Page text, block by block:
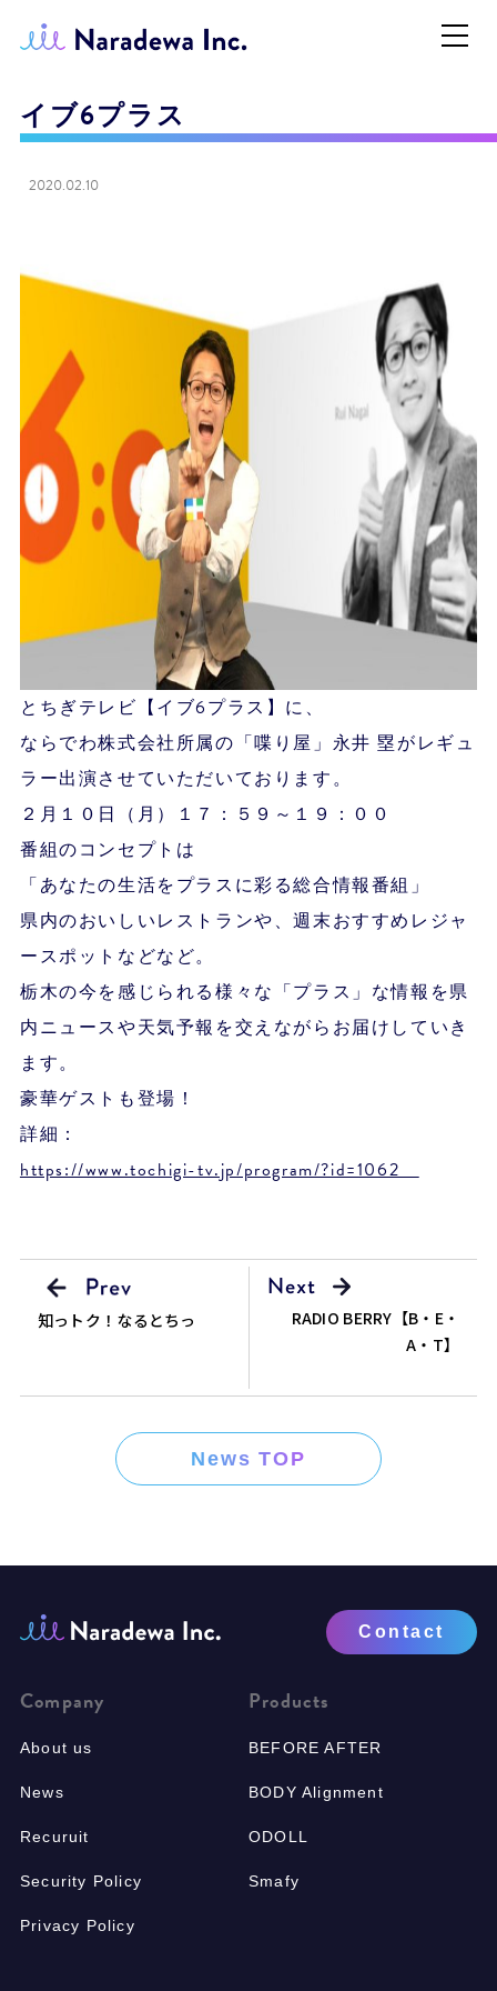
イブ6プラス
2020.02.10
とちぎテレビ【イブ6プラス】に、
ならでわ株式会社所属の「喋り屋」永井 塁がレギュ
ラー出演させていただいております。
２月１０日（月）１７：５９～１９：００
番組のコンセプトは
「あなたの生活をプラスに彩る総合情報番組」
県内のおいしいレストランや、週末おすすめレジャ
ースポットなどなど。
栃木の今を感じられる様々な「プラス」な情報を県
内ニュースや天気予報を交えながらお届けしていき
ます。
豪華ゲストも登場！
詳細：
https://www.tochigi-tv.jp/program/?id=1062
知っトク！なるとちっ
RADIO BERRY【B・E・
A・T】
News TOP
Contact
Company
About us
News
Recuruit
Security Policy
Privacy Policy
Products
BEFORE AFTER
BODY Alignment
ODOLL
Smafy